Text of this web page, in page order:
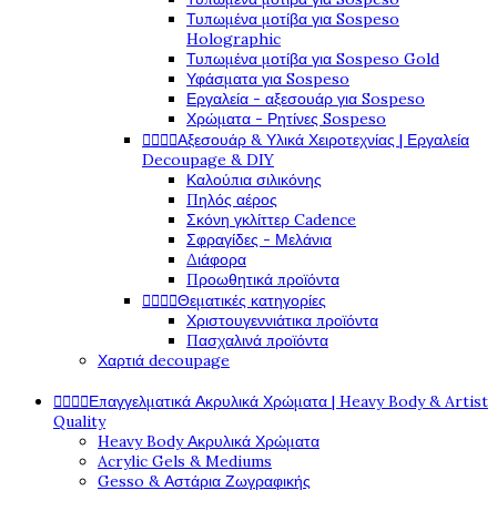
Τυπωμένα μοτίβα για Sospeso
Holographic
Τυπωμένα μοτίβα για Sospeso Gold
Υφάσματα για Sospeso
Εργαλεία - αξεσουάρ για Sospeso
Χρώματα - Ρητίνες Sospeso
Αξεσουάρ & Υλικά Χειροτεχνίας | Εργαλεία
Decoupage & DIY
Καλούπια σιλικόνης
Πηλός αέρος
Σκόνη γκλίττερ Cadence
Σφραγίδες - Μελάνια
Διάφορα
Προωθητικά προϊόντα
Θεματικές κατηγορίες
Χριστουγεννιάτικα προϊόντα
Πασχαλινά προϊόντα
Χαρτιά decoupage
Επαγγελματικά Ακρυλικά Χρώματα | Heavy Body & Artist
Quality
Heavy Body Ακρυλικά Χρώματα
Acrylic Gels & Mediums
Gesso & Αστάρια Ζωγραφικής